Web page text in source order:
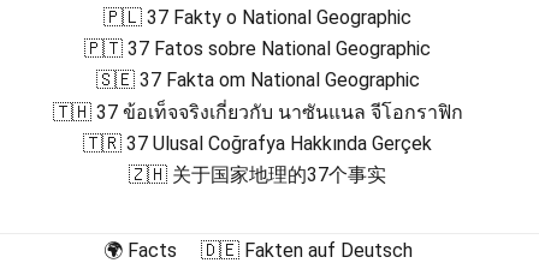
🇵🇱 37 Fakty o National Geographic
🇵🇹 37 Fatos sobre National Geographic
🇸🇪 37 Fakta om National Geographic
🇹🇭 37 ข้อเท็จจริงเกี่ยวกับ นาซันแนล จีโอกราฟิก
🇹🇷 37 Ulusal Coğrafya Hakkında Gerçek
🇿🇭 关于国家地理的37个事实
🌍 Facts
🇩🇪 Fakten auf Deutsch